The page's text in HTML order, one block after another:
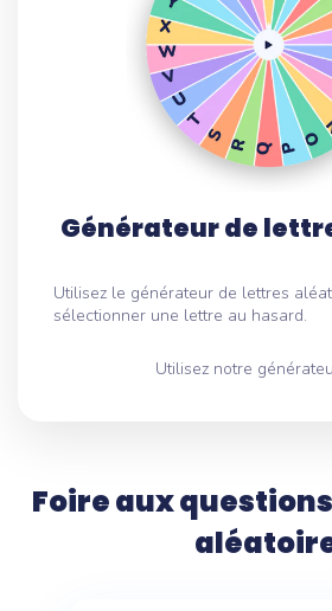
Générateur de
Utilisez le générateur de lettres
sélectionner une lettre au hasard.
Utilisez notre
Foire aux